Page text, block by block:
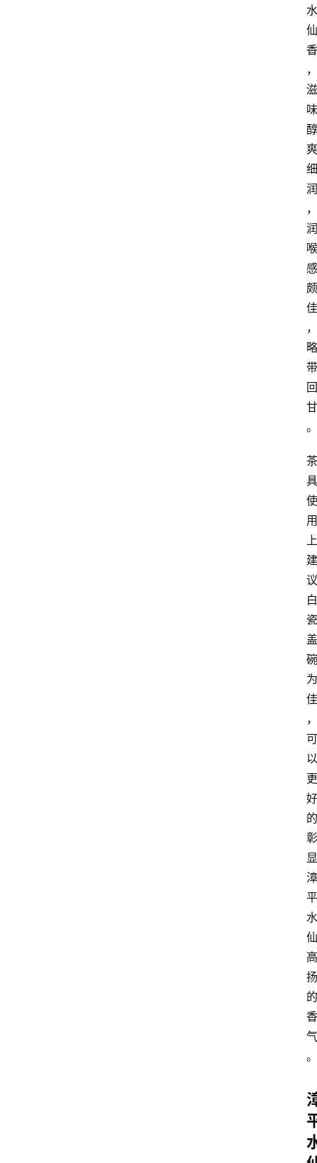
水
仙
香
，
滋
味
醇
爽
细
润
，
润
喉
感
颇
佳
，
略
带
回
甘
。
茶
具
使
用
上
建
议
白
瓷
盖
碗
为
佳
，
可
以
更
好
的
彰
显
漳
平
水
仙
高
扬
的
香
气
。